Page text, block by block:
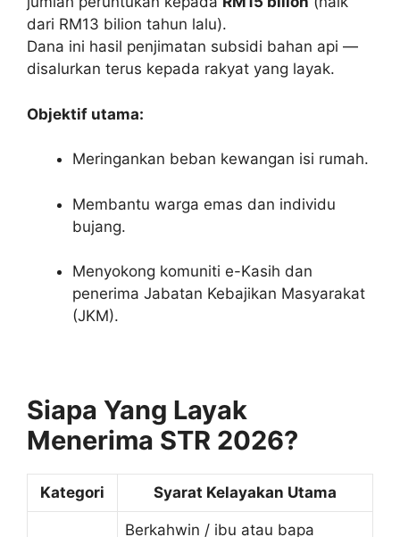
dari RM13 bilion tahun lalu).
Dana ini hasil penjimatan subsidi bahan api —
disalurkan terus kepada rakyat yang layak.
Objektif utama:
Meringankan beban kewangan isi rumah.
Membantu warga emas dan individu
bujang.
Menyokong komuniti e-Kasih dan
penerima Jabatan Kebajikan Masyarakat
(JKM).
Siapa Yang Layak
Menerima STR 2026?
Kategori Syarat Kelayakan Utama
Berkahwin / ibu atau bapa